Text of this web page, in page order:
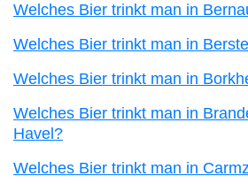
Welches Bier trinkt man in
Welches Bier trinkt man in
Welches Bier trinkt man in
Welches Bier trinkt man in
Havel?
Welches Bier trinkt man in